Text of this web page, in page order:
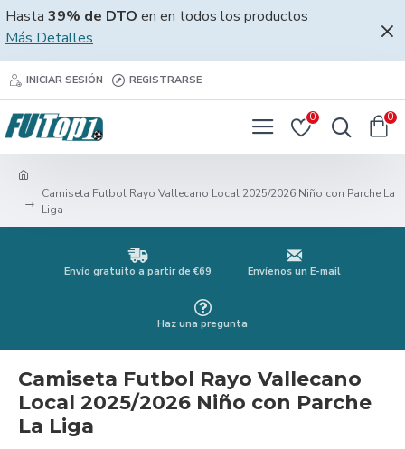
Hasta 39% de DTO en en todos los productos
Más Detalles
INICIAR SESIÓN REGISTRARSE
0 0
Camiseta Futbol Rayo Vallecano Local 2025/2026 Niño con Parche La
Liga
Envío gratuito a partir de €69 Envíenos un E-mail
Haz una pregunta
Camiseta Futbol Rayo Vallecano
Local 2025/2026 Niño con Parche
La Liga